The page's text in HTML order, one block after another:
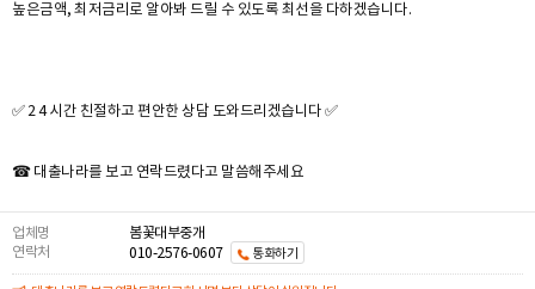
높은금액, 최저금리로 알아봐 드릴 수 있도록 최선을 다하겠습니다.
✅ 2 4 시간 친절하고 편안한 상담 도와드리겠습니다 ✅
☎ 대출나라를 보고 연락드렸다고 말씀해주세요
업체명
봄꽃대부중개
연락처
010-2576-0607 통화하기